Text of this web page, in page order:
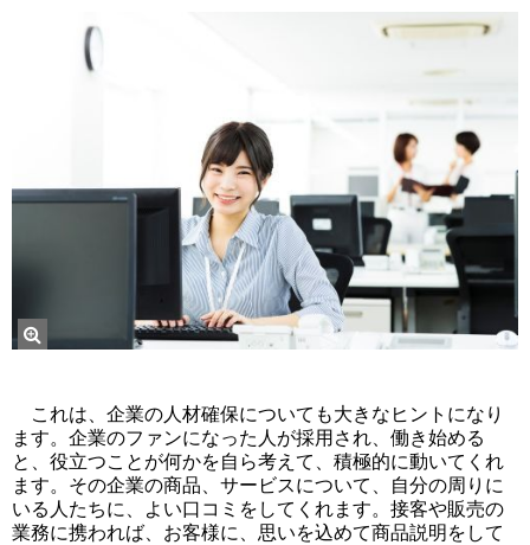
これは、企業の人材確保についても大きなヒントになり
ます。企業のファンになった人が採用され、働き始める
と、役立つことが何かを自ら考えて、積極的に動いてくれ
ます。その企業の商品、サービスについて、自分の周りに
いる人たちに、よい口コミをしてくれます。接客や販売の
業務に携われば、お客様に、思いを込めて商品説明をして